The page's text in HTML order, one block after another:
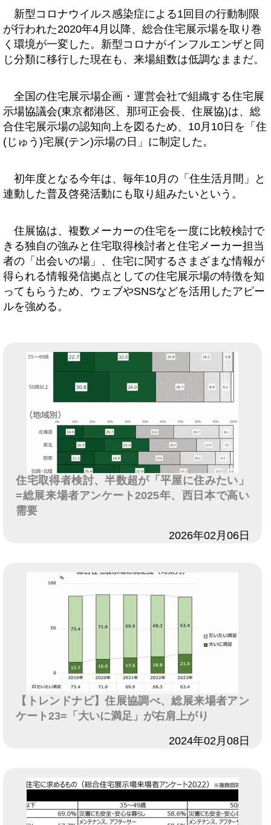
新型コロナウイルス感染症による1回目の行動制限
が行われた2020年4月以降、総合住宅展示場を取り巻
く環境が一変した。新型コロナがインフルエンザと同
じ分類に移行した現在も、来場組数は低調なままだ。
全国の住宅展示場企画・運営会社で組織する住宅展
示場協議会(東京都港区、那珂正会長、住展協)は、総
合住宅展示場の認知向上を図るため、10月10日を「住
(じゅう)宅展(テン)示場の日」に制定した。
初年度となる今年は、毎年10月の「住生活月間」と
連動した普及啓発活動にも取り組みたいという。
住展協は、複数メーカーの住宅を一度に比較検討で
きる独自の強みと住宅取得検討者と住宅メーカー担当
者の「出会いの場」、住宅に関するさまざまな情報が
得られる情報発信拠点としての住宅展示場の特徴を知
ってもらうため、ウェブやSNSなどを活用したアピー
ルを強める。
住宅取得者検討、半数超が「平屋に住みたい」
=総展来場者アンケート2025年、西日本で高い
需要
2026年02月06日
【トレンドナビ】住展協調べ、総展来場者アン
ケート23=「大いに満足」が右肩上がり
2024年02月08日